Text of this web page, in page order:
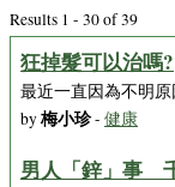
Results 1 - 30 of 39
狂掉髮可以治嗎?
最近一直因為不明
by梅小珍- 健康
男人「鋅」事